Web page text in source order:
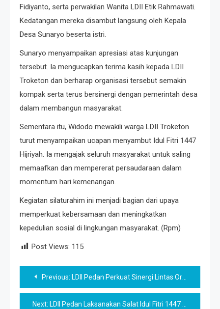
Fidiyanto, serta perwakilan Wanita LDII Etik Rahmawati.
Kedatangan mereka disambut langsung oleh Kepala
Desa Sunaryo beserta istri.
Sunaryo menyampaikan apresiasi atas kunjungan
tersebut. Ia mengucapkan terima kasih kepada LDII
Troketon dan berharap organisasi tersebut semakin
kompak serta terus bersinergi dengan pemerintah desa
dalam membangun masyarakat.
Sementara itu, Widodo mewakili warga LDII Troketon
turut menyampaikan ucapan menyambut Idul Fitri 1447
Hijriyah. Ia mengajak seluruh masyarakat untuk saling
memaafkan dan mempererat persaudaraan dalam
momentum hari kemenangan.
Kegiatan silaturahim ini menjadi bagian dari upaya
memperkuat kebersamaan dan meningkatkan
kepedulian sosial di lingkungan masyarakat. (Rpm)
Post Views: 115
Post
navigation
Previous: LDII Pedan Perkuat Sinergi Lintas Ormas dalam Apel Gelar Pasukan Pengamanan Idul Fitri 2026
Next: LDII Pedan Laksanakan Salat Idul Fitri 1447 H, Tekankan Nilai Ketakwaan dan Akhlak Mulia